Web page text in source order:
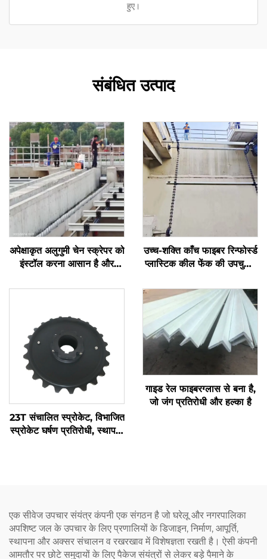
हुए।
संबंधित उत्पाद
अपेक्षाकृत अलुगुमी चेन स्क्रेपर को
इंस्टॉल करना आसान है और
उच्च-शक्ति काँच फाइबर रिन्फोर्स्ड
प्लास्टिक कील फेंक की उपचुनाव
23T संचालित स्प्रोकेट, विभाजित
स्प्रोकेट घर्षण प्रतिरोधी, स्थापना
गाइड रेल फाइबरग्लास से बना है,
जो जंग प्रतिरोधी और हल्का है
एक सीवेज उपचार संयंत्र कंपनी एक संगठन है जो घरेलू और नगरपालिका
अपशिष्ट जल के उपचार के लिए प्रणालियों के डिजाइन, निर्माण, आपूर्ति,
स्थापना और अक्सर संचालन व रखरखाव में विशेषज्ञता रखती है। ऐसी कंपनी
आमतौर पर छोटे समुदायों के लिए पैकेज संयंत्रों से लेकर बड़े पैमाने के